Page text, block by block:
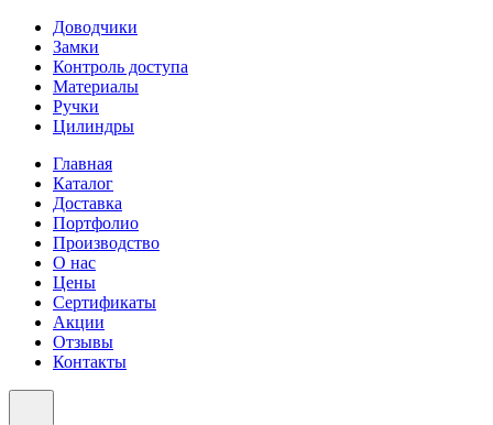
Доводчики
Замки
Контроль доступа
Материалы
Ручки
Цилиндры
Главная
Каталог
Доставка
Портфолио
Производство
О нас
Цены
Сертификаты
Акции
Отзывы
Контакты